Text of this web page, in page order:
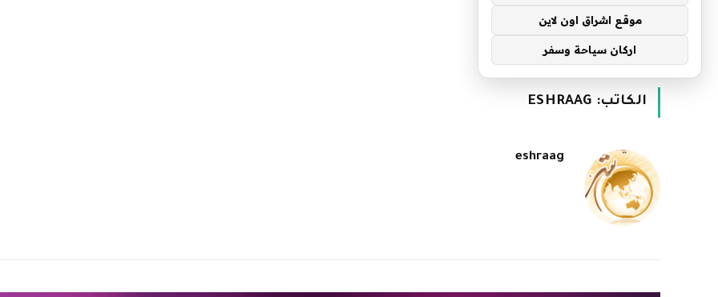
الرئيسية»أرشيفات لـ eshraag
الكاتب: ESHRAAG
eshraag
موقع اشراق اون لاين
اركان سياحة وسفر